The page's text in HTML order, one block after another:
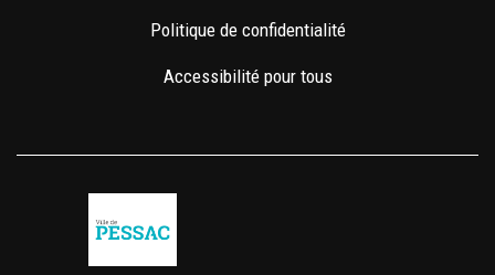
Politique de confidentialité
Accessibilité pour tous